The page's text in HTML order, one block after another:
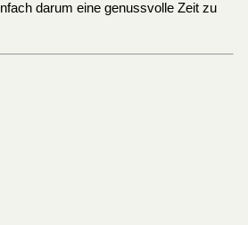
darum eine genussvolle Zeit zu